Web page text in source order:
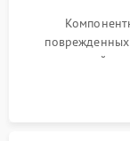
двигателей,
лидара или